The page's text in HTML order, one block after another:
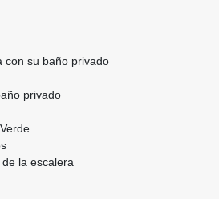
con su baño privado
privado
la escalera